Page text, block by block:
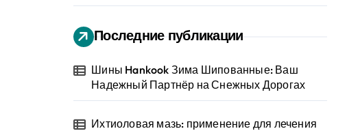
Последние публикации
Шины Hankook Зима Шипованные: Ваш
Надежный Партнёр на Снежных Дорогах
Ихтиоловая мазь: применение для лечения